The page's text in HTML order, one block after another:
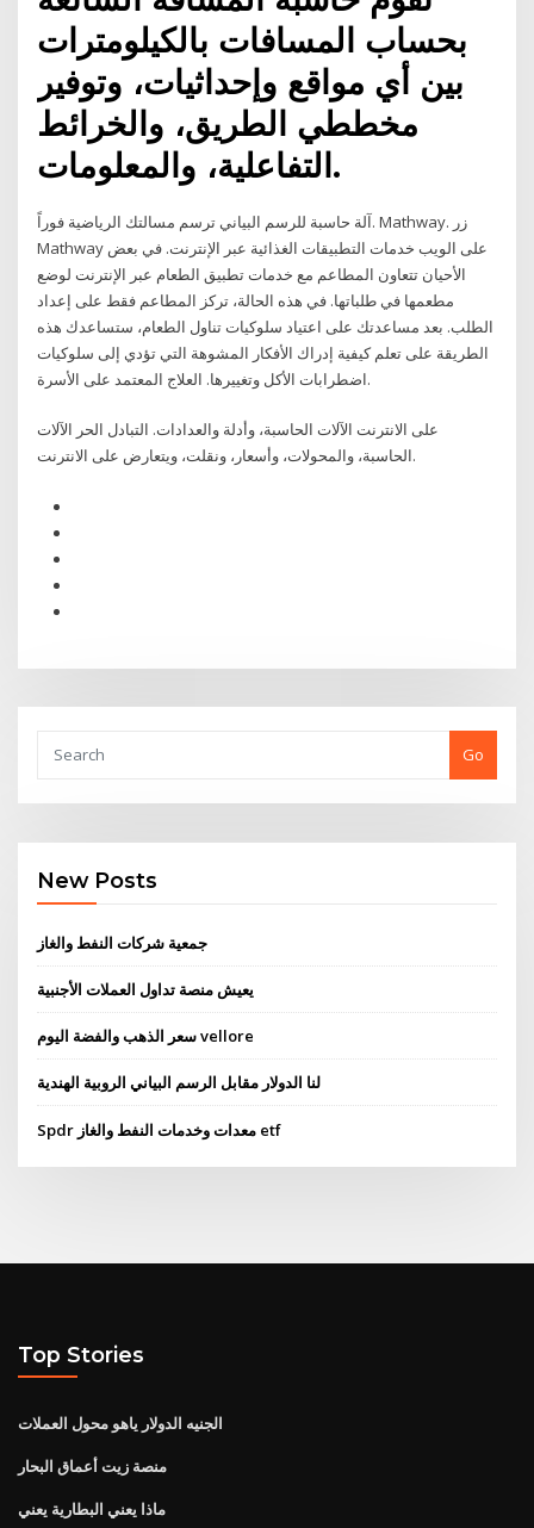
بحساب المسافات بالكيلومترات
بين أي مواقع وإحداثيات، وتوفير
مخططي الطريق، والخرائط
التفاعلية، والمعلومات.
آلة حاسبة للرسم البياني ترسم مسالتك الرياضية فوراً. Mathway. زر
Mathway على الويب خدمات التطبيقات الغذائية عبر الإنترنت. في بعض
الأحيان تتعاون المطاعم مع خدمات تطبيق الطعام عبر الإنترنت لوضع
مطعمها في طلباتها. في هذه الحالة، تركز المطاعم فقط على إعداد
الطلب. بعد مساعدتك على اعتياد سلوكيات تناول الطعام، ستساعدك هذه
الطريقة على تعلم كيفية إدراك الأفكار المشوهة التي تؤدي إلى سلوكيات
اضطرابات الأكل وتغييرها. العلاج المعتمد على الأسرة.
على الانترنت الآلات الحاسبة، وأدلة والعدادات. التبادل الحر الآلات
الحاسبة، والمحولات، وأسعار، ونقلت، ويتعارض على الانترنت.
Go
New Posts
جمعية شركات النفط والغاز
يعيش منصة تداول العملات الأجنبية
سعر الذهب والفضة اليوم vellore
لنا الدولار مقابل الرسم البياني الروبية الهندية
Spdr معدات وخدمات النفط والغاز etf
Top Stories
الجنيه الدولار ياهو محول العملات
منصة زيت أعماق البحار
ماذا يعني البطارية يعني